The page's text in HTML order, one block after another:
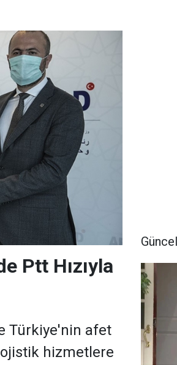
Ptt Hızıyla
Türkiye'nin afet
hizmetlere
Güncel